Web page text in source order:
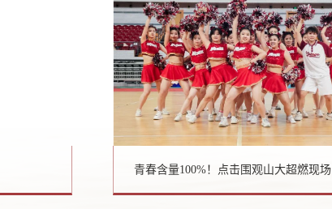
青春含量100%！点击围观山大超燃现场